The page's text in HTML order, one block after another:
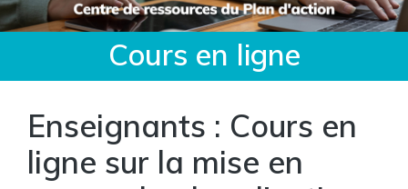
Cours en ligne
Enseignants : Cours en
ligne sur la mise en